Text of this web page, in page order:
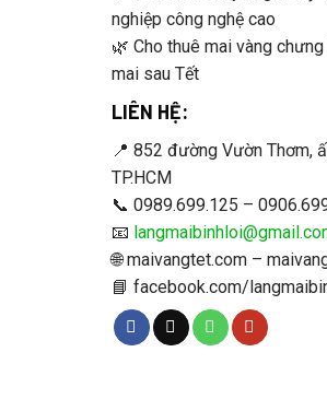
nghiệp công nghệ cao
🌿 Cho thuê mai vàng
mai sau Tết
LIÊN HỆ:
📍 852 đường Vườn Thơm,
TP.HCM
📞 0989.699.125 –
📧
🌐 maivangtet.com –
📘 facebook.com/